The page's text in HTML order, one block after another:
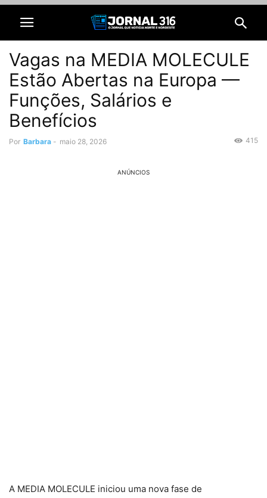
Vagas na MEDIA MOLECULE
Estão Abertas na Europa —
Funções, Salários e
Benefícios
Por Barbara - maio 28, 2026 415
ANÚNCIOS
A MEDIA MOLECULE iniciou uma nova fase de